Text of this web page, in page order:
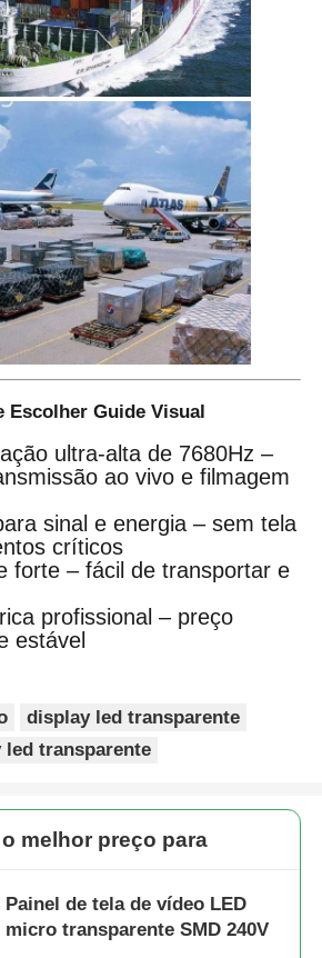
Escolher Guide Visual
ultra-alta de 7680Hz –
ao vivo e filmagem
sinal e energia – sem tela
críticos
forte – fácil de transportar e
profissional – preço
estável
display led transparente
led transparente
melhor preço para
Painel de tela de vídeo LED
micro transparente SMD 240V